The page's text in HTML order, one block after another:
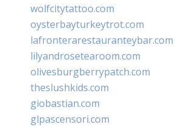
wolfcitytattoo.com
oysterbayturkeytrot.com
lafronterarestauranteybar.com
lilyandrosetearoom.com
olivesburgberrypatch.com
theslushkids.com
giobastian.com
glpascensori.com